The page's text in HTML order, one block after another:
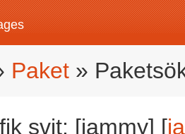
Paket »
svit: [jammy] [